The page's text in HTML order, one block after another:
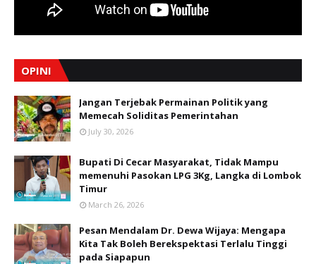
OPINI
Jangan Terjebak Permainan Politik yang
Memecah Soliditas Pemerintahan
July 30, 2026
Bupati Di Cecar Masyarakat, Tidak Mampu
memenuhi Pasokan LPG 3Kg, Langka di Lombok
Timur
March 26, 2026
Pesan Mendalam Dr. Dewa Wijaya: Mengapa
Kita Tak Boleh Berekspektasi Terlalu Tinggi
pada Siapapun